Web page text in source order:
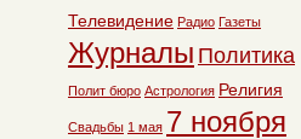
Телевидение Радио Газеты
Журналы Политика
Полит бюро Астрология Религия
Свадьбы 1 мая 7 ноября